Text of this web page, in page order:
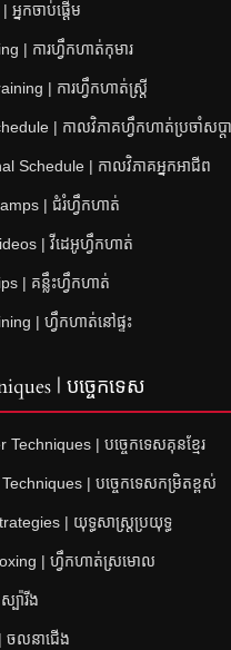
នកចាប់ផ្តើម
| ការហ្វឹកហាត់កុមារ
| ការហ្វឹកហាត់ស្ត្រី
| កាលវិភាគហ្វឹកហាត់ប្រចាំសប្
Schedule | កាលវិភាគអ្នកអាជីព
| ជំរំហ្វឹកហាត់
| វីដេអូហ្វឹកហាត់
| គន្លឹះហ្វឹកហាត់
| ហ្វឹកហាត់នៅផ្ទះ
| បច្ចេកទេស
Techniques | បច្ចេកទេសគុនខ្មែរ
| បច្ចេកទេសកម្រិតខ្ពស់
| យុទ្ធសាស្ត្រប្រយុទ្ធ
| ហ្វឹកហាត់ស្រមោល
ប៉ារីង
ចលនាជើង